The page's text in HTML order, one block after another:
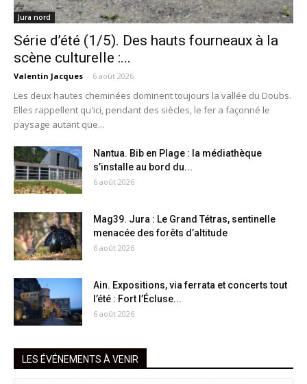
Jura nord
Série d’été (1/5). Des hauts fourneaux à la
scène culturelle :...
Valentin Jacques - 6 août 2026
Les deux hautes cheminées dominent toujours la vallée du Doubs.
Elles rappellent qu'ici, pendant des siècles, le fer a façonné le
paysage autant que...
Nantua. Bib en Plage : la médiathèque
s’installe au bord du...
6 août 2026
Mag39. Jura : Le Grand Tétras, sentinelle
menacée des forêts d’altitude
6 août 2026
Ain. Expositions, via ferrata et concerts tout
l’été : Fort l’Écluse...
6 août 2026
LES ÉVÉNEMENTS À VENIR